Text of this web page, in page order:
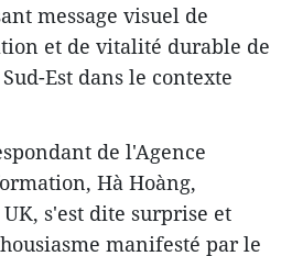
message visuel de
et de vitalité durable de
Est dans le contexte
de l'Agence
Hà Hoàng,
s'est dite surprise et
manifesté par le